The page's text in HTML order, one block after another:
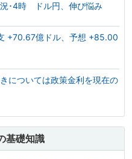
･4時 ドル円、伸び悩み
+70.67億ドル、予想 +85.00
については政策金利を現在の
基礎知識